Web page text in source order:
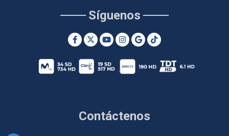
Contáctenos
Síguenos